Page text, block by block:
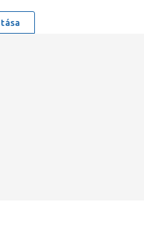
lehetőségét is.
a mindennapok